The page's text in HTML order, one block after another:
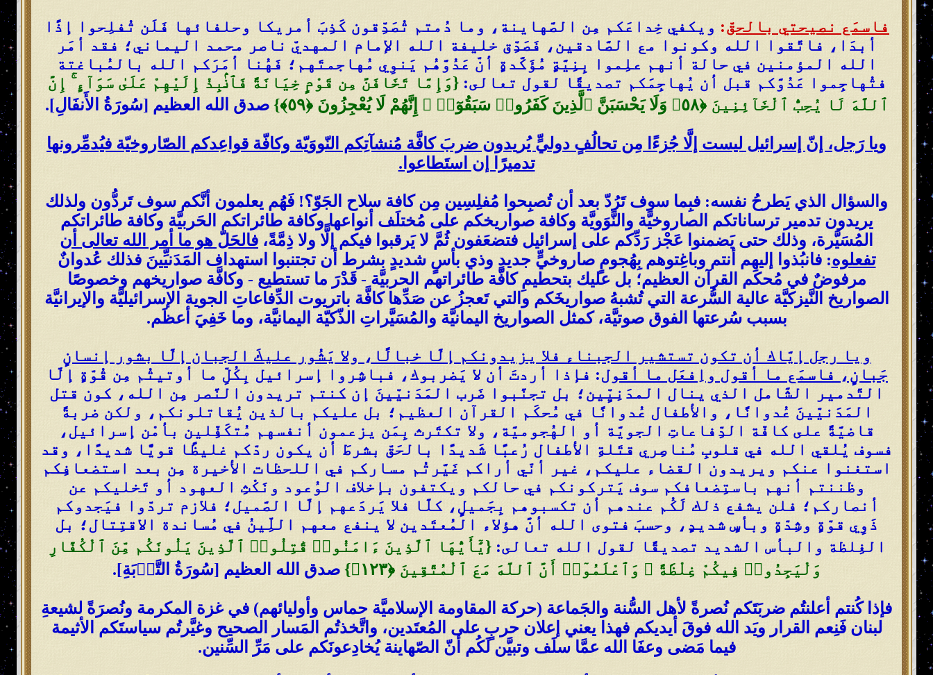
فاسمَع نصيحتي بالحقّ: ويكفي خِداعَكم مِن الصَّهاينة، وما دُمتم تُصَدِّقون كَذِبَ أمريكا وحلفائها فَلَن تُفلِحوا إذًا
أبدَا، فاتَّقوا الله وكونوا مع الصَّادقين، فَصَدِّق خليفة الله الإمام المهديّ ناصر محمد اليماني؛ فقد أمَر
الله المؤمنين في حالة أنهم علِموا بِنِيَّةٍ مُؤَكَّدةٍ أنّ عَدُوَّهُم يَنوِي مُهاجمتَهم؛ فَهُنا أمَرَكم الله بالمُباغتة
فتُهاجِموا عَدُوَّكم قبل أن يُهاجِمَكم تصديقًا لقول تعالى:{وَإِمَّا تَخَافَنَّ مِن قَوْمٍ خِيَانَةً فَٱنۢبِذْ إِلَيْهِمْ عَلَىٰ سَوَآءٍ ۚ إِنَّ
ٱللَّهَ لَا يُحِبُّ ٱلْخَآئِنِينَ ‎﴿٥٨﴾‏ وَلَا يَحْسَبَنَّ ٱلَّذِينَ كَفَرُوا۟ سَبَقُوٓا۟ ۚ إِنَّهُمْ لَا يُعْجِزُونَ ‎﴿٥٩﴾‏}
صدق الله العظيم [سُورَةُ الأَنفَالِ].
ويا رَجل، إنّ إسرائيل ليست إلَّا جُزءًا مِن تحالُفٍ دوليٍّ يُريدون ضربَ كافَّة مُنشآتِكم النّووَيّة وكافّة قواعِدكم الصّاروخيّة فيُدمِّرونها
تدميرًا إن استَطاعوا.
والسؤال الذي يَطرحُ نفسه: فبِما سوف تَرُدّ بعد أن تُصبِحوا مُفلِسِين مِن كافة سلاح الجَوّ؟! فَهُم يعلمون أنَّكم سوف تَردُّون ولذلك
يريدون تدمير ترساناتكم الصاروخيَّة والنَّوَويَّة وكافة صواريخكم على مُختلَف أنواعها وكافة طائراتكم الحَربيَّة وكافة طائراتكم
المُسَيَّرة، وذلك حتى يَضمنوا عَجْز رَدِّكم على إسرائيل فتضعَفون ثُمَّ لا يَرقبوا فيكم إلًّا ولا ذِمَّةً، فالحَلّ هو ما أمر الله تعالى أن
تفعلوه: فانبُذوا إليهم أنتم وباغِتوهم بِهُجومٍ صاروخيٍّ جديدٍ وذي بأسٍ شديدٍ بشرط أن تجتنبوا استهداف المَدَنيِّينَ فذلك عُدوانٌ
مرفوضٌ في مُحكَم القرآن العظيم؛ بل عليك بتحطيمِ كافّة طائراتهم الحربيَّة - قَدْرَ ما تستطيع - وكافَّة صواريخهم وخصوصًا
الصواريخ النَّيزكيَّة عالية السُّرعة التي تُشبهُ صواريخَكم والتي تَعجزُ عن صَدِّها كافَّة باتريوت الدِّفاعاتِ الجوية الإسرائيليَّة والإيرانيَّة
بسبب سُرعتها الفوق صوتيَّة، كمثل الصواريخ اليمانيَّة والمُسَيَّراتِ الذّكيّة اليمانيَّة، وما خَفِيَ أعظَم.
ويا رجل إيَّاك أن تكون تستشير الجبناء فلا يزيدونكم إلَّا خبالًا، ولا يَشُور عليكَ الجبان إلَّا بشور إنسانٍ
جَبانٍ، فاسمَع ما أقول واِفعَل ما أقول: فإذا أردتَ أن لا يَضربوك، فباشِروا إسرائيل بِكُلِّ ما أوتيتُم مِن قُوّةٍ إلَّا
التَّدمير الشَّامل الذي ينال المدَنِيِّين؛ بل تجنَّبوا ضَرب المَدَنيّينَ إن كنتم تريدون النَّصر مِن الله، كون قتل
المَدَنيّينَ عُدوانًا، والأطفال عُدوانًا في مُحكَم القرآن العظيم؛ بل عليكم بالذين يُقاتلونكم، ولكن ضربةً
قاضيَّةً على كافّة الدِّفاعاتِ الجويَّة أو الهُجوميَّة، ولا تكتَرث بِمَن يزعمون أنفسهم مُتكَفِّلين بأمْن إسرائيل،
فسوف يُلقي الله في قلوبِ مُناصِري قتَلةِ الأطفال رُعبًا شَديدًا بالحَقّ بشرطَ أن يكون ردّكم غليظًا قويًّا شديدًا، وقد
استغنوا عنكم ويريدون القضاء عليكم، غير أنّي أراكم غَيَّرتُم مساركم في اللحظات الأخيرة مِن بعد استضعافِكم
وظننتم أنهم باستِضعافكم سوف يَتركونكم في حالكم ويكتفون بإخلاف الوُعود ونَكْثِ العهود أو تَخليكم عن
أنصاركم؛ فلن يشفع ذلك لَكُم عندهم أن تكسبوهم بِجَميلٍ، كلَّا فلا يَردَعهم إلَّا الصَّميل؛ فلازم تردّوا فيَجدوكم
ذَوِي قوّةٍ وشِدّةٍ وبأسٍ شديدٍ، وحسبَ فتوى الله أنَّ هؤلاء المُعتَدين لا ينفع معهم اللِّينُ في مُساندة الاقتِتال؛ بل
الغِلظة والبأس الشديد تصديقًا لقول الله تعالى:{يَٰٓأَيُّهَا ٱلَّذِينَ ءَامَنُوا۟ قَٰتِلُوا۟ ٱلَّذِينَ يَلُونَكُم مِّنَ ٱلْكُفَّارِ
وَلْيَجِدُوا۟ فِيكُمْ غِلْظَةً ۚ وَٱعْلَمُوٓا۟ أَنَّ ٱللَّهَ مَعَ ٱلْمُتَّقِينَ ‎﴿١٢٣﴾‏}
صدق الله العظيم [سُورَةُ التَّوۡبَةِ].
فإذا كُنتم أعلنتُم ضربَتَكم نُصرةً لأهل السُّنة والجَماعة (حركة المقاومة الإسلاميَّة حماس وأوليائهم) في غزة المكرمة ونُصرَةً لشيعةِ
لبنان فَنِعم القرار ويَد الله فوقَ أيديكم فهذا يعني إعلان حربٍ على المُعتَدين، واتَّخذتُم المَسار الصحيح وغيَّرتُم سياستَكم الأثيمة
فيما مَضى وعفَا الله عمَّا سلَف وتبيَّن لَكُم أنّ الصّهاينة يُخادِعونَكم على مَرِّ السِّنين.